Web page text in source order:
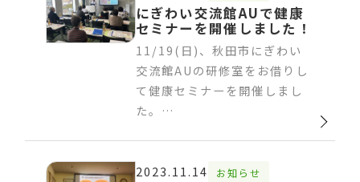
にぎわい交流館AUで健康
セミナーを開催しました！
11/19(日)、秋田市にぎわい
交流館AUの研修室をお借りし
て健康セミナーを開催しまし
た。…
2023.11.14 お知らせ